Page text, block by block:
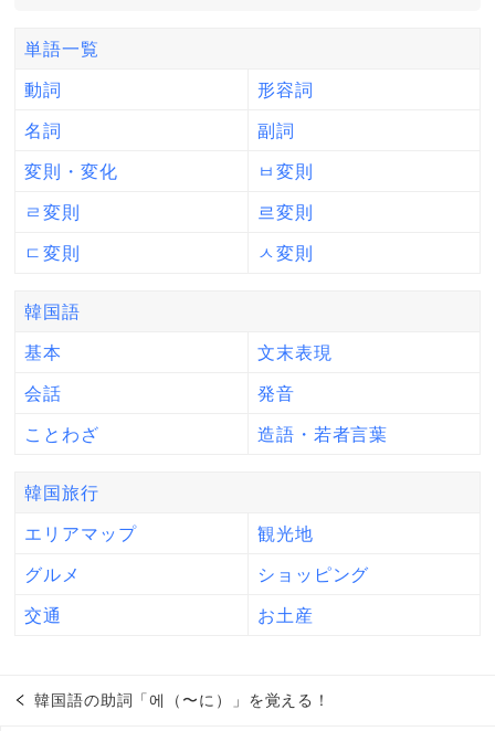
単語一覧
動詞 形容詞
名詞 副詞
変則・変化 ㅂ変則
ㄹ変則 르変則
ㄷ変則 ㅅ変則
韓国語
基本 文末表現
会話 発音
ことわざ 造語・若者言葉
韓国旅行
エリアマップ 観光地
グルメ ショッピング
交通 お土産
韓国語の助詞「에（〜に）」を覚える！